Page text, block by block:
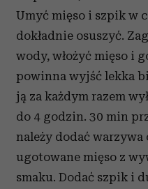
Umyć mięso i szpik w
dokładnie osuszyć.
wody, włożyć mięso i
powinna wyjść lekka
ją za każdym razem
do 4 godzin. 30 min
należy dodać warzywa
ugotowane mięso z
smaku. Dodać szpik i